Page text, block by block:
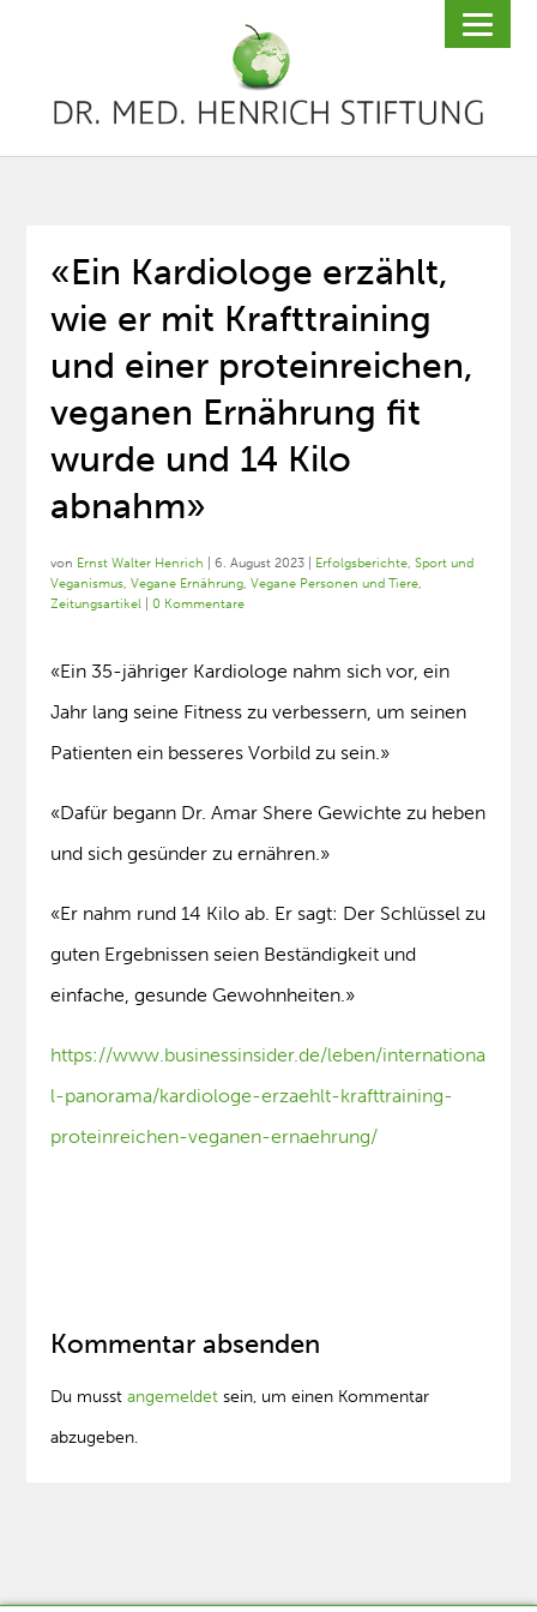
«Ein Kardiologe erzählt,
wie er mit Krafttraining
und einer proteinreichen,
veganen Ernährung fit
wurde und 14 Kilo
abnahm»
von Ernst Walter Henrich |6. August 2023 Erfolgsberichte,Sport und
Veganismus,Vegane Ernährung,Vegane Personen und Tiere,
Zeitungsartikel |0 Kommentare
«Ein 35-jähriger Kardiologe nahm sich vor, ein
Jahr lang seine Fitness zu verbessern, um seinen
Patienten ein besseres Vorbild zu sein.»
«Dafür begann Dr. Amar Shere Gewichte zu heben
und sich gesünder zu ernähren.»
«Er nahm rund 14 Kilo ab. Er sagt: Der Schlüssel zu
guten Ergebnissen seien Beständigkeit und
einfache, gesunde Gewohnheiten.»
https://www.businessinsider.de/leben/internationa
l-panorama/kardiologe-erzaehlt-krafttraining-
proteinreichen-veganen-ernaehrung/
Kommentar absenden
Du musstangemeldet sein, um einen Kommentar
abzugeben.